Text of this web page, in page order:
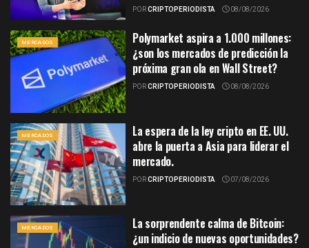
PORCRIPTOPERIODISTA 08/08/2026
MERCADOS
Polymarket aspira a 1.000 millones:
¿son los mercados de predicción la
próxima gran ola en Wall Street?
PORCRIPTOPERIODISTA 08/08/2026
MERCADOS
La espera de la ley cripto en EE. UU.
abre la puerta a Asia para liderar el
mercado.
PORCRIPTOPERIODISTA 07/08/2026
MERCADOS
La sorprendente calma de Bitcoin:
¿un indicio de nuevas oportunidades?